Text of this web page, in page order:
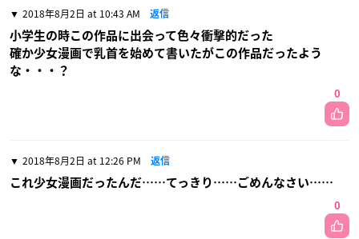
2018年8月2日 at 10:43 AM 返信
小学生の時この作品に出会って色々衝撃的だった
確か少女漫画で乳首を始めて書いたがこの作品だったよう
な・・・？
0
2018年8月2日 at 12:26 PM 返信
これ少女漫画だったんだ……てっきり……ごめんなさい……
0